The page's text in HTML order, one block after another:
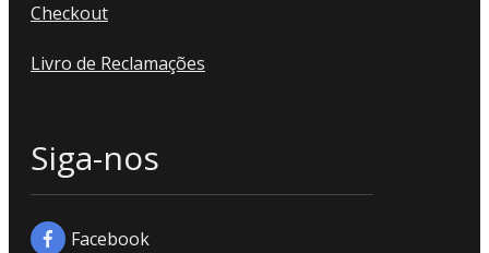
Checkout
Livro de Reclamações
Siga-nos
Facebook